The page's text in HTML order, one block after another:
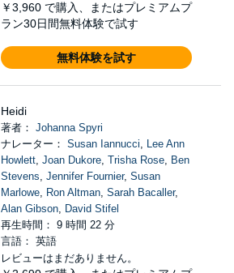
￥3,960 で購入、またはプレミアムプ
ラン30日間無料体験で試す
無料体験を試す
Heidi
著者： Johanna Spyri
ナレーター： Susan Iannucci, Lee Ann
Howlett, Joan Dukore, Trisha Rose, Ben
Stevens, Jennifer Fournier, Susan
Marlowe, Ron Altman, Sarah Bacaller,
Alan Gibson, David Stifel
再生時間： 9 時間 22 分
言語： 英語
レビューはまだありません。